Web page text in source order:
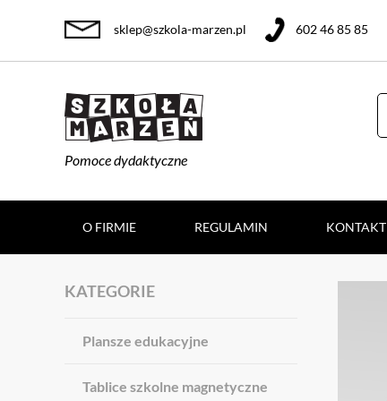
Pomoce dydaktyczne
sklep@szkola-marzen.pl 602 46 85 85
O FIRMIE REGULAMIN KONTAKT
KATEGORIE
Plansze edukacyjne
Tablice szkolne magnetyczne